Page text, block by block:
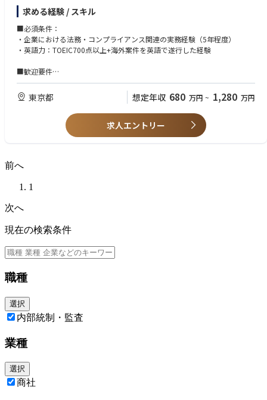
◇贈収賄リスクのマネジメント
・パートナーデューディリジェンスを含む取引審査、各種モニタリング、
当局からの調査対応
・安全保障貿易管理、制裁スクリーニング
求める経験 / スキル
■必須条件：
・企業における法務・コンプライアンス関連の実務経験（5年程度）
・英語力：TOEIC700点以上+海外案件を英語で遂行した経験
■歓迎要件
・コンプライアンス事案・内部通報対応、贈収賄防止体制構築、安全保障
貿易管理、または制裁スクリーニングいずれかの実務経験
・海外弁護士等と専門性の高いコミュニケーションが可能な英語力
・弁護士資格（海外の資格を含む）保有者
東京都 想定年収 680 万円 ~ 1,280 万円
求人エントリー
前へ
1
次へ
現在の検索条件
職種
選択
内部統制・監査
業種
選択
商社